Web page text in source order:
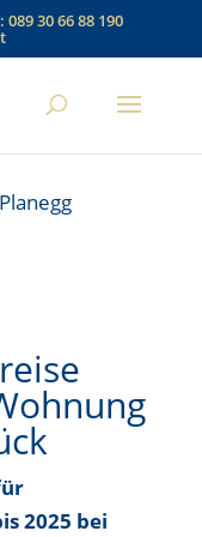
089 30 66 88 190
2025 bei